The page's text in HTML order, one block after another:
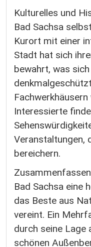
Kulturelles und
Bad Sachsa
Kurort mit einer
Stadt hat sich
bewahrt, was
Interessierte
Veranstaltungen,
bereichern.
Bad Sachsa eine
das Beste aus
vereint. Ein
durch seine Lage
schönen